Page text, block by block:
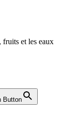
fruits et les eaux
Button